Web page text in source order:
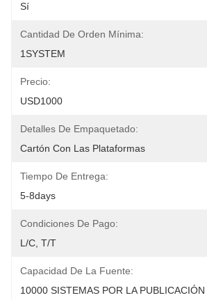
Sí
Cantidad De Orden Mínima:
1SYSTEM
Precio:
USD1000
Detalles De Empaquetado:
Cartón Con Las Plataformas
Tiempo De Entrega:
5-8days
Condiciones De Pago:
L/C, T/T
Capacidad De La Fuente:
10000 SISTEMAS POR LA PUBLICACIÓN